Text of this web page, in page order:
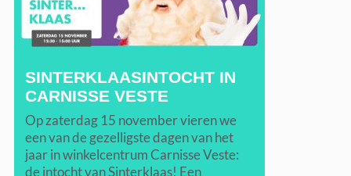
SINTERKLAASINTOCHT IN
CARNISSE VESTE
Op zaterdag 15 november vieren we
een van de gezelligste dagen van het
jaar in winkelcentrum Carnisse Veste:
de intocht van Sinterklaas! Een